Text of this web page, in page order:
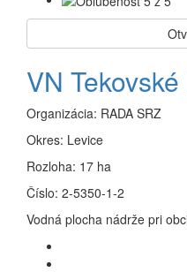
VN
Organizácia: RADA SRZ
Okres: Levice
Rozloha: 17 ha
Číslo: 2-5350-1-2
Vodná plocha nádrže pri